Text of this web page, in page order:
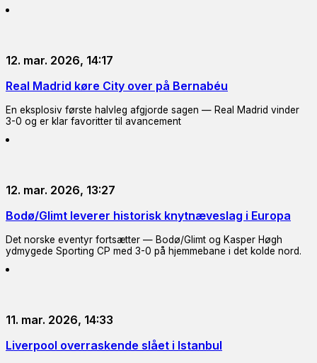
12. mar. 2026, 14:17
Real Madrid køre City over på Bernabéu
En eksplosiv første halvleg afgjorde sagen — Real Madrid vinder
3-0 og er klar favoritter til avancement
12. mar. 2026, 13:27
Bodø/Glimt leverer historisk knytnæveslag i Europa
Det norske eventyr fortsætter — Bodø/Glimt og Kasper Høgh
ydmygede Sporting CP med 3-0 på hjemmebane i det kolde nord.
11. mar. 2026, 14:33
Liverpool overraskende slået i Istanbul